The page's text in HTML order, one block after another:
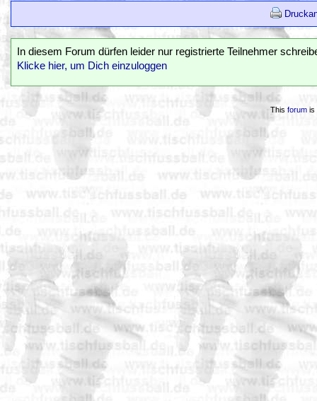
In diesem Forum dürfen leider nur registrierte Teilnehmer
Klicke hier, um Dich einzuloggen
This forumis